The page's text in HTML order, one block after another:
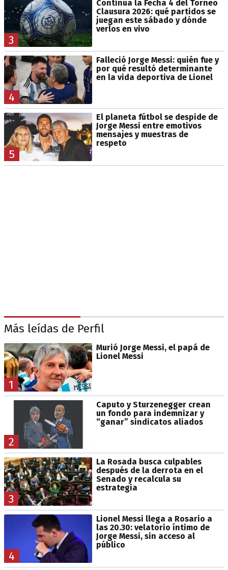
3
Continúa la Fecha 4 del Torneo
Clausura 2026: qué partidos se
juegan este sábado y dónde
verlos en vivo
4
Falleció Jorge Messi: quién fue y
por qué resultó determinante
en la vida deportiva de Lionel
5
El planeta fútbol se despide de
Jorge Messi entre emotivos
mensajes y muestras de
respeto
Más leídas de Perfil
1
Murió Jorge Messi, el papá de
Lionel Messi
2
Caputo y Sturzenegger crean
un fondo para indemnizar y
“ganar” sindicatos aliados
3
La Rosada busca culpables
después de la derrota en el
Senado y recalcula su
estrategia
4
Lionel Messi llega a Rosario a
las 20.30: velatorio íntimo de
Jorge Messi, sin acceso al
público